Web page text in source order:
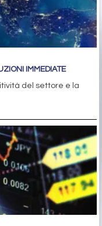
IMMEDIATE
del settore e la